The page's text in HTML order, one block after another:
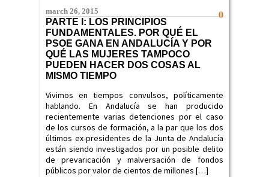
0
march 26, 2015
PARTE I: LOS PRINCIPIOS
FUNDAMENTALES. POR QUÉ EL
PSOE GANA EN ANDALUCÍA Y POR
QUÉ LAS MUJERES TAMPOCO
PUEDEN HACER DOS COSAS AL
MISMO TIEMPO
Vivimos en tiempos convulsos, políticamente
hablando. En Andalucía se han producido
recientemente varias detenciones por el caso
de los cursos de formación, a la par que los dos
últimos ex-presidentes de la Junta de Andalucía
están siendo investigados por un posible delito
de prevaricación y malversación de fondos
públicos por valor de cientos de millones […]